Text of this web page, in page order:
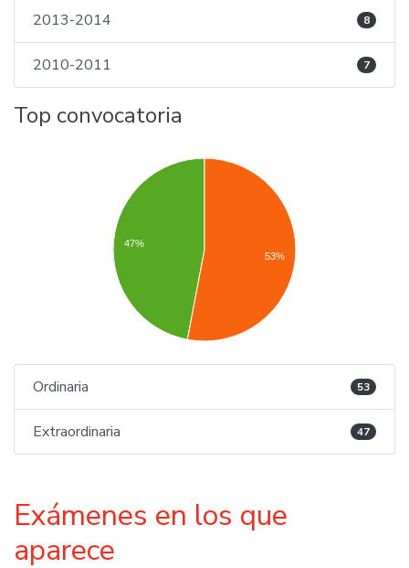
2013-2014 8
2010-2011 7
Top convocatoria
47%
53%
Ordinaria 53
Extraordinaria 47
Exámenes en los que
aparece